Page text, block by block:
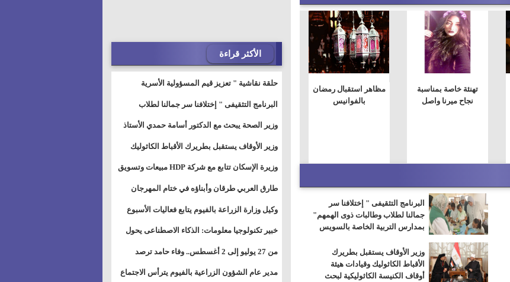
تهنئة خاصة بمناسبة
نجاح ميرنا واصل
مظاهر استقبال رمضان
بالفوانيس
البرنامج التثقيفى " إختلافنا سر
جمالنا لطلاب وطالبات ذوى الهمهم"
بمدارس التربية الخاصة بالسويس
وزير الأوقاف يستقبل بطريرك
الأقباط الكاثوليك وقيادات هيئة
أوقاف الكنيسة الكاثوليكية لبحث
الأكثر قراءة
حلقة نقاشية " تعزيز قيم المسؤولية الأسرية
البرنامج التثقيفى " إختلافنا سر جمالنا لطلاب
وطالبات ذوى الهمهم" بمدارس التربية الخاصة
وزير الصحة يبحث مع الدكتور أسامة حمدي الأستاذ
بجامعة هارفارد توسيع برامج التوعية بمرض السكري
وزير الأوقاف يستقبل بطريرك الأقباط الكاثوليك
وزيرة الإسكان تتابع مع شركة HDP مبيعات وتسويق
مشروعات المدن الجديدة
طارق العربي طرقان وأبناؤه في ختام المهرجان
الصيفي للموسيقى والغناء بالمسرح المكشوف
وكيل وزارة الزراعة بالفيوم يتابع فعاليات الأسبوع
خبير تكنولوجيا معلومات: الذكاء الاصطناعى يحول
المستخدم إلى سلعة فى اقتصاد الانتباه
من 27 يوليو إلى 2 أغسطس.. وفاء حامد ترصد
تأثيرات أقوى الاتصالات الفلكية على الأبراج
مدير عام الشؤون الزراعية بالفيوم يترأس الاجتماع